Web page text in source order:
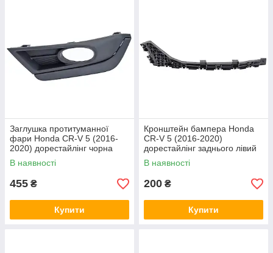
Заглушка протитуманної
фари Honda CR-V 5 (2016-
2020) дорестайлінг чорна
ліва EPROFARO
В наявності
455 ₴
Купити
Кронштейн бампера Honda
CR-V 5 (2016-2020)
дорестайлінг заднього лівий
EPROFARO
В наявності
200 ₴
Купити